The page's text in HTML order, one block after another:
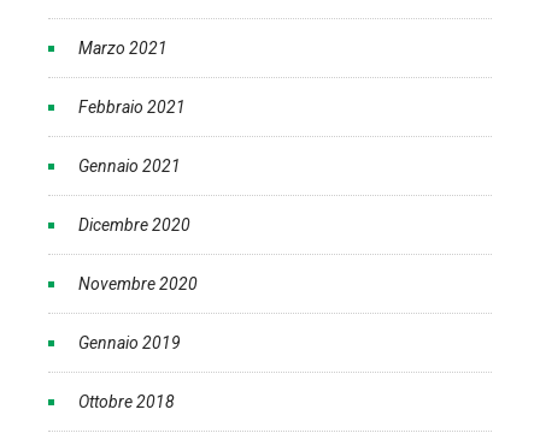
Marzo 2021
Febbraio 2021
Gennaio 2021
Dicembre 2020
Novembre 2020
Gennaio 2019
Ottobre 2018